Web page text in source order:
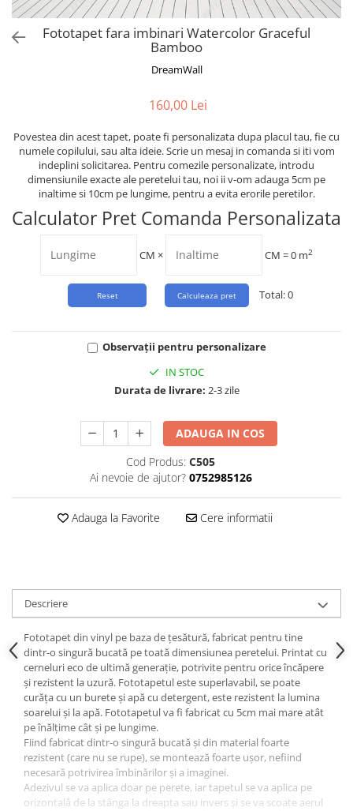
WatercolorFototapet fara imbinari Watercolor Graceful
Bamboo
DreamWall
160,00 Lei
Povestea din acest tapet, poate fi personalizata dupa placul tau, fie cu
numele copilului, sau alta ideie. Scrie un mesaj in comanda si iti vom
indeplini solicitarea. Pentru comezile personalizate, introdu
dimensiunile exacte ale peretelui tau, noi ii v-om adauga 5cm pe
inaltime si 10cm pe lungime, pentru a evita erorile peretilor.
Calculator Pret Comanda Personalizata
CM × CM =0 m2
Total:0
Observații pentru personalizare
IN STOC
Durata de livrare: 2-3 zile
ADAUGA IN COS
Cod Produs: C505
Ai nevoie de ajutor? 0752985126
Adauga la Favorite Cere informatii
Descriere
Fototapet din vinyl pe baza de țesătură, fabricat pentru tine
dintr-o singură bucată pe toată dimensiunea peretelui. Printat cu
cerneluri eco de ultimă generație, potrivite pentru orice încăpere
și rezistent la uzură. Fototapetul este superlavabil, se poate
curăța cu un burete și apă cu detergent, este rezistent la lumina
soarelui și la apă. Fototapetul va fi fabricat cu 5cm mai mare atât
pe înălțime cât și pe lungime.
Fiind fabricat dintr-o singură bucată și din material foarte
rezistent (care nu se rupe), se montează foarte ușor, nefiind
necesară potrivirea îmbinărilor și a imaginei.
Adezivul se va aplica doar pe perete, iar tapetul se va aplica pe
orizontală de la stânga la dreapta sau invers și se va scoate aerul